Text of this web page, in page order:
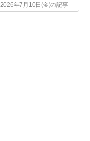
2026年7月10日(金)の記事